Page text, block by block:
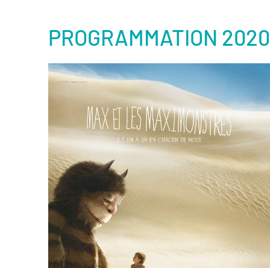
PROGRAMMATION
er
Voir la fiche film